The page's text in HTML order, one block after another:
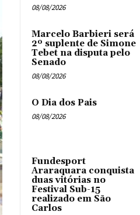
08/08/2026
Marcelo Barbieri será
2º suplente de Simone
Tebet na disputa pelo
Senado
08/08/2026
O Dia dos Pais
08/08/2026
Fundesport
Araraquara conquista
duas vitórias no
Festival Sub-15
realizado em São
Carlos